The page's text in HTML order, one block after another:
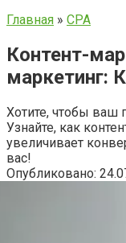
Главная » CPA
Контент-
маркетинг:
Хотите, чтобы ваш
Узнайте, как
увеличивает
вас!
Опубликовано: